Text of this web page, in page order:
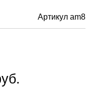
Артикул am8